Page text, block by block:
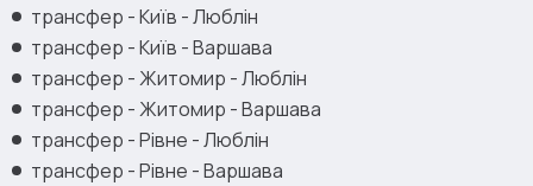
трансфер - Київ - Люблін
трансфер - Київ - Варшава
трансфер - Житомир - Люблін
трансфер - Житомир - Варшава
трансфер - Рівне - Люблін
трансфер - Рівне - Варшава